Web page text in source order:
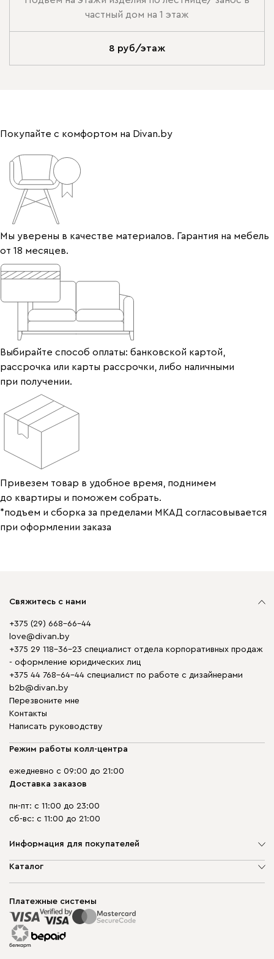
частный дом на 1 этаж
8 руб/этаж
Покупайте с комфортом на Divan.by
Мы уверены в качестве материалов. Гарантия на мебель
от 18 месяцев.
Выбирайте способ оплаты: банковской картой,
рассрочка или карты рассрочки, либо наличными
при получении.
Привезем товар в удобное время, поднимем
до квартиры и поможем собрать.
*подъем и сборка за пределами МКАД согласовывается
при оформлении заказа
Свяжитесь с нами
+375 (29) 668-66-44
love@divan.by
+375 29 118-36-23 специалист отдела корпоративных продаж
- оформление юридических лиц
+375 44 768-64-44 специалист по работе с дизайнерами
b2b@divan.by
Перезвоните мне
Контакты
Написать руководству
Режим работы колл-центра
ежедневно с 09:00 до 21:00
Доставка заказов
пн-пт: с 11:00 до 23:00
сб-вс: с 11:00 до 21:00
Информация для покупателей
О компании
Способы оплаты
Рассрочка и кредит
Гарантия
Карта сайта
Каталог
Корпусная мебель
Распродажа мебели
Платежные системы